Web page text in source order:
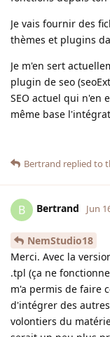
Je vais fournir des
thèmes et plugins
Je m'en sert
plugin de seo
SEO actuel qui n'en
même base
Bertrand replied to
B Bertrand Jun
NemStudio18
Merci. Avec la
.tpl (ça ne
m'a permis de faire
d'intégrer des
volontiers du